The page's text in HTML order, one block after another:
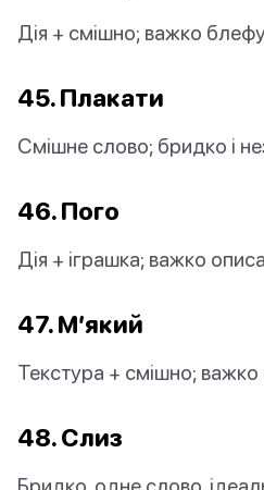
Дія + смішно; важко
45. Плакати
Смішне слово; бридко і
46. Пого
Дія + іграшка; важко
47. М’який
Текстура + смішно; важко
48. Слиз
Бридко, одне слово,